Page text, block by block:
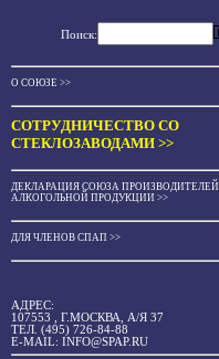
Поиск:
О СОЮЗЕ >>
СОТРУДНИЧЕСТВО СО
СТЕКЛОЗАВОДАМИ >>
ДЕКЛАРАЦИЯ СОЮЗА ПРОИЗВОДИТЕЛЕЙ
АЛКОГОЛЬНОЙ ПРОДУКЦИИ >>
ДЛЯ ЧЛЕНОВ СПАП >>
АДРЕС:
107553 , Г.МОСКВА, А/Я 37
ТЕЛ. (495) 726-84-88
E-MAIL: INFO@SPAP.RU